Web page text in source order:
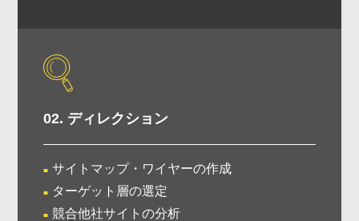
02. ディレクション
サイトマップ・ワイヤーの作成
ターゲット層の選定
競合他社サイトの分析